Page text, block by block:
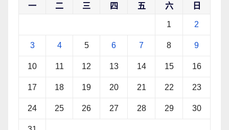
一 二 三 四 五 六 日
1 2
3 4 5 6 7 8 9
10 11 12 13 14 15 16
17 18 19 20 21 22 23
24 25 26 27 28 29 30